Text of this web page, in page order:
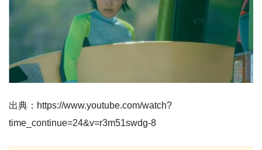
出典：https://www.youtube.com/watch?
time_continue=24&v=r3m51swdg-8